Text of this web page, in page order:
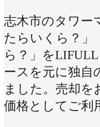
志木市のタワー
たらいくら？」
ら？」を
ースを元に独自
ました。売却を
価格としてご利